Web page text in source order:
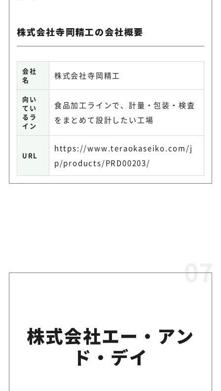
株式会社寺岡精工の会社概要
会社
名
株式会社寺岡精工
向い
てい
るラ
イン
食品加工ラインで、計量・包装・検査
をまとめて設計したい工場
URL
https://www.teraokaseiko.com/j
p/products/PRD00203/
株式会社エー・アン
ド・デイ